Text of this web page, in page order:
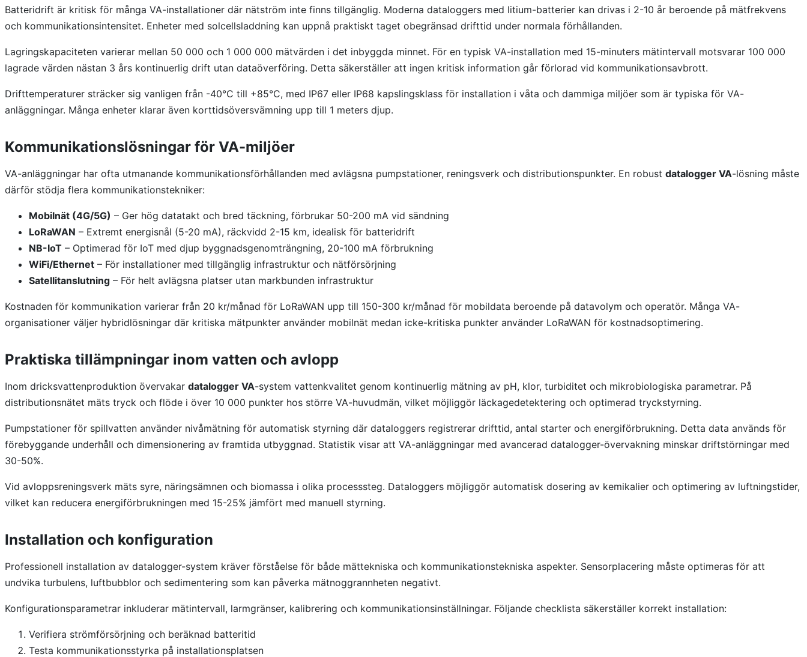
Batteridrift är kritisk för många VA-installationer där nätström inte finns tillgänglig. Moderna dataloggers med litium-batterier kan drivas i 2-10 år beroende på mätfrekvens
och kommunikationsintensitet. Enheter med solcellsladdning kan uppnå praktiskt taget obegränsad drifttid under normala förhållanden.
Lagringskapaciteten varierar mellan 50 000 och 1 000 000 mätvärden i det inbyggda minnet. För en typisk VA-installation med 15-minuters mätintervall motsvarar 100 000
lagrade värden nästan 3 års kontinuerlig drift utan dataöverföring. Detta säkerställer att ingen kritisk information går förlorad vid kommunikationsavbrott.
Drifttemperaturer sträcker sig vanligen från -40°C till +85°C, med IP67 eller IP68 kapslingsklass för installation i våta och dammiga miljöer som är typiska för VA-
anläggningar. Många enheter klarar även korttidsöversvämning upp till 1 meters djup.
Kommunikationslösningar för VA-miljöer
VA-anläggningar har ofta utmanande kommunikationsförhållanden med avlägsna pumpstationer, reningsverk och distributionspunkter. En robust datalogger VA-lösning måste
därför stödja flera kommunikationstekniker:
Mobilnät (4G/5G) – Ger hög datatakt och bred täckning, förbrukar 50-200 mA vid sändning
LoRaWAN – Extremt energisnål (5-20 mA), räckvidd 2-15 km, idealisk för batteridrift
NB-IoT – Optimerad för IoT med djup byggnadsgenomträngning, 20-100 mA förbrukning
WiFi/Ethernet – För installationer med tillgänglig infrastruktur och nätförsörjning
Satellitanslutning – För helt avlägsna platser utan markbunden infrastruktur
Kostnaden för kommunikation varierar från 20 kr/månad för LoRaWAN upp till 150-300 kr/månad för mobildata beroende på datavolym och operatör. Många VA-
organisationer väljer hybridlösningar där kritiska mätpunkter använder mobilnät medan icke-kritiska punkter använder LoRaWAN för kostnadsoptimering.
Praktiska tillämpningar inom vatten och avlopp
Inom dricksvattenproduktion övervakar datalogger VA-system vattenkvalitet genom kontinuerlig mätning av pH, klor, turbiditet och mikrobiologiska parametrar. På
distributionsnätet mäts tryck och flöde i över 10 000 punkter hos större VA-huvudmän, vilket möjliggör läckagedetektering och optimerad tryckstyrning.
Pumpstationer för spillvatten använder nivåmätning för automatisk styrning där dataloggers registrerar drifttid, antal starter och energiförbrukning. Detta data används för
förebyggande underhåll och dimensionering av framtida utbyggnad. Statistik visar att VA-anläggningar med avancerad datalogger-övervakning minskar driftstörningar med
30-50%.
Vid avloppsreningsverk mäts syre, näringsämnen och biomassa i olika processsteg. Dataloggers möjliggör automatisk dosering av kemikalier och optimering av luftningstider,
vilket kan reducera energiförbrukningen med 15-25% jämfört med manuell styrning.
Installation och konfiguration
Professionell installation av datalogger-system kräver förståelse för både mättekniska och kommunikationstekniska aspekter. Sensorplacering måste optimeras för att
undvika turbulens, luftbubblor och sedimentering som kan påverka mätnoggrannheten negativt.
Konfigurationsparametrar inkluderar mätintervall, larmgränser, kalibrering och kommunikationsinställningar. Följande checklista säkerställer korrekt installation:
Verifiera strömförsörjning och beräknad batteritid
Testa kommunikationsstyrka på installationsplatsen